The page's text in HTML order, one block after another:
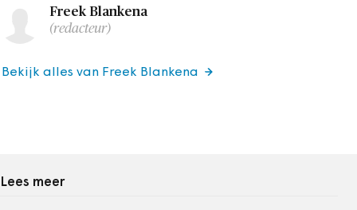
Freek Blankena
(redacteur)
Bekijk alles van Freek Blankena
Lees meer